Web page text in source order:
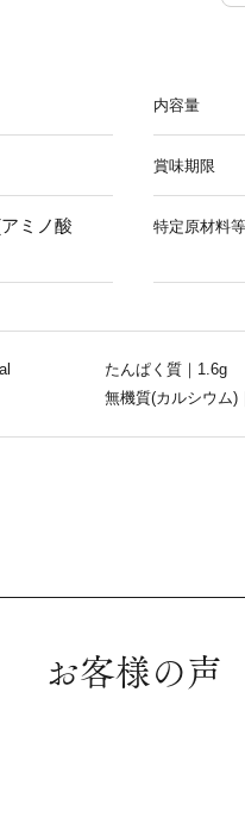
内容量
賞味期限
ミノ酸
特定原材料等
たんぱく質｜1.6g
無機質(カルシウム)
お客様の声